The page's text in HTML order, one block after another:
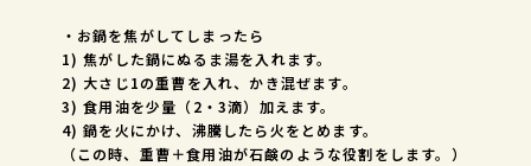
・お鍋を焦がしてしまったら
1) 焦がした鍋にぬるま湯を入れます。
2) 大さじ1の重曹を入れ、かき混ぜます。
3) 食用油を少量（2・3滴）加えます。
4) 鍋を火にかけ、沸騰したら火をとめます。
（この時、重曹＋食用油が石鹸のような役割をします。）